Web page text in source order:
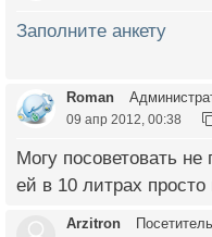
Заполните анкету
Roman
09 апр 2012, 00:38
Могу посоветовать
ей в 10 литрах
Arzitron Посетитель